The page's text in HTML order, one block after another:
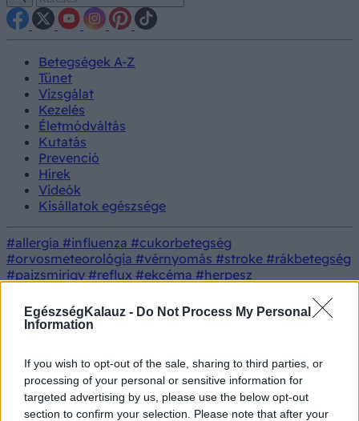
EgészségKalauz - Do Not Process My Personal
Information
If you wish to opt-out of the sale, sharing to third parties, or
processing of your personal or sensitive information for
targeted advertising by us, please use the below opt-out
section to confirm your selection. Please note that after your
Betegségek A-Z
Tünet
Vizsgálat
Kezelés
Életmódváltás
Kutatás
Prevenció
Hírek
Videók
Kisállatok egészsége
#allergia #influenza #cukorbetegség
#orvosmeteorológia #vérnyomás #stroke #rákbetegség
#pajzsmirigy #reflux #ekcéma #herpesz
Betegségek
NNK: tovább emelkedik a szennyvízben a
koronavírus koncentrációja
NNK: tovább emelkedik a
szennyvízben a koronavírus
koncentrációja